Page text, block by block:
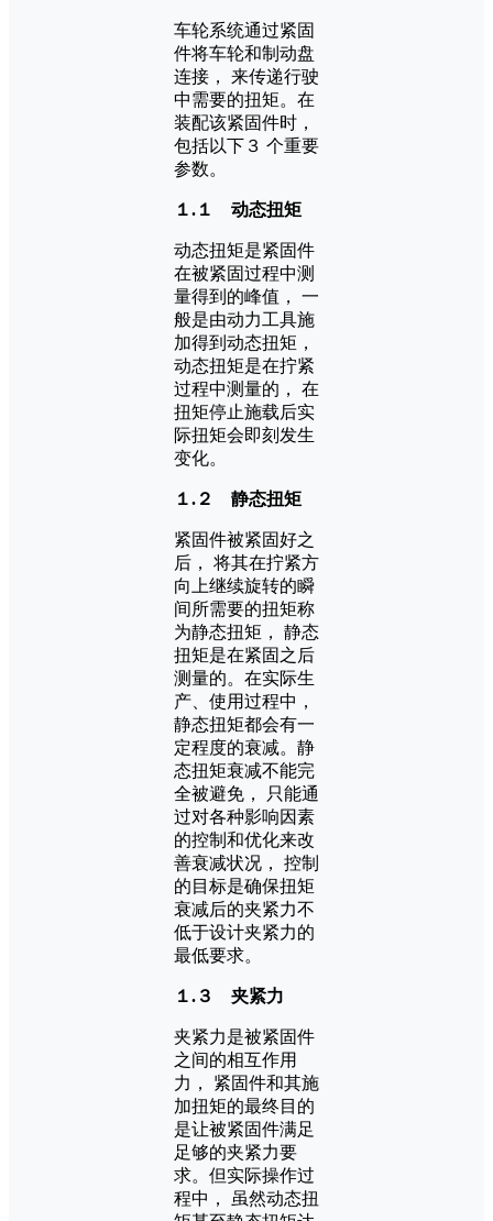
车轮系统通过紧固
件将车轮和制动盘
连接， 来传递行驶
中需要的扭矩。在
装配该紧固件时，
包括以下３ 个重要
参数。
１.１ 动态扭矩
动态扭矩是紧固件
在被紧固过程中测
量得到的峰值， 一
般是由动力工具施
加得到动态扭矩，
动态扭矩是在拧紧
过程中测量的， 在
扭矩停止施载后实
际扭矩会即刻发生
变化。
１.２ 静态扭矩
紧固件被紧固好之
后， 将其在拧紧方
向上继续旋转的瞬
间所需要的扭矩称
为静态扭矩， 静态
扭矩是在紧固之后
测量的。在实际生
产、使用过程中，
静态扭矩都会有一
定程度的衰减。静
态扭矩衰减不能完
全被避免， 只能通
过对各种影响因素
的控制和优化来改
善衰减状况， 控制
的目标是确保扭矩
衰减后的夹紧力不
低于设计夹紧力的
最低要求。
１.３ 夹紧力
夹紧力是被紧固件
之间的相互作用
力， 紧固件和其施
加扭矩的最终目的
是让被紧固件满足
足够的夹紧力要
求。但实际操作过
程中， 虽然动态扭